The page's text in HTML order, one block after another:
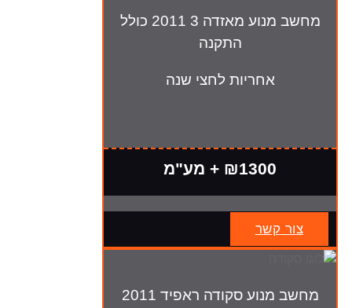
מחשב מנוע מאזדה 3 2011 כולל
התקנה
אחריות לחצי שנה
₪1300 + מע"מ
צור קשר
מחשב מנוע סקודה ראפיד 2011